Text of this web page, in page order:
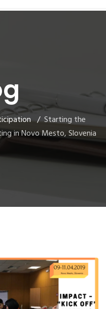
Starting the
in Novo Mesto, Slovenia